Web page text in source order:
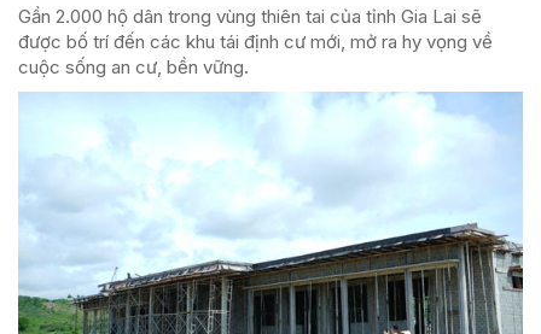
Gần 2.000 hộ dân trong vùng thiên tai của tỉnh Gia Lai sẽ
được bố trí đến các khu tái định cư mới, mở ra hy vọng về
cuộc sống an cư, bền vững.